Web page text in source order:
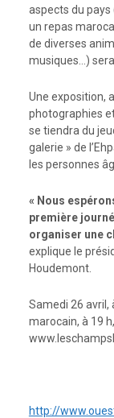
aspects du
un repas
de diverses
musiques…)
Une exposition,
photographies
se tiendra du
galerie » de
les personnes
« Nous
première
organiser une
explique le
Houdemont.
Samedi 26 avril,
marocain, à 19
http://